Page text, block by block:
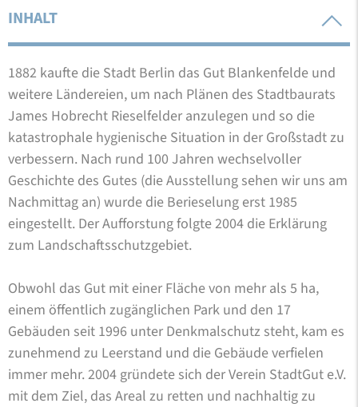
INHALT
1882 kaufte die Stadt Berlin das Gut Blankenfelde und
weitere Ländereien, um nach Plänen des Stadtbaurats
James Hobrecht Rieselfelder anzulegen und so die
katastrophale hygienische Situation in der Großstadt zu
verbessern. Nach rund 100 Jahren wechselvoller
Geschichte des Gutes (die Ausstellung sehen wir uns am
Nachmittag an) wurde die Berieselung erst 1985
eingestellt. Der Aufforstung folgte 2004 die Erklärung
zum Landschaftsschutzgebiet.
Obwohl das Gut mit einer Fläche von mehr als 5 ha,
einem öffentlich zugänglichen Park und den 17
Gebäuden seit 1996 unter Denkmalschutz steht, kam es
zunehmend zu Leerstand und die Gebäude verfielen
immer mehr. 2004 gründete sich der Verein StadtGut e.V.
mit dem Ziel, das Areal zu retten und nachhaltig zu